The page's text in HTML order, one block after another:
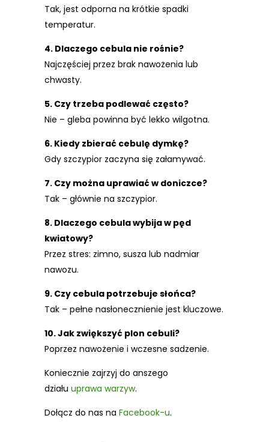
Tak, jest odporna na krótkie spadki
temperatur.
4. Dlaczego cebula nie rośnie?
Najczęściej przez brak nawożenia lub
chwasty.
5. Czy trzeba podlewać często?
Nie – gleba powinna być lekko wilgotna.
6. Kiedy zbierać cebulę dymkę?
Gdy szczypior zaczyna się załamywać.
7. Czy można uprawiać w doniczce?
Tak – głównie na szczypior.
8. Dlaczego cebula wybija w pęd
kwiatowy?
Przez stres: zimno, susza lub nadmiar
nawozu.
9. Czy cebula potrzebuje słońca?
Tak – pełne nasłonecznienie jest kluczowe.
10. Jak zwiększyć plon cebuli?
Poprzez nawożenie i wczesne sadzenie.
Koniecznie zajrzyj do anszego
działu uprawa warzyw.
Dołącz do nas na Facebook-u.